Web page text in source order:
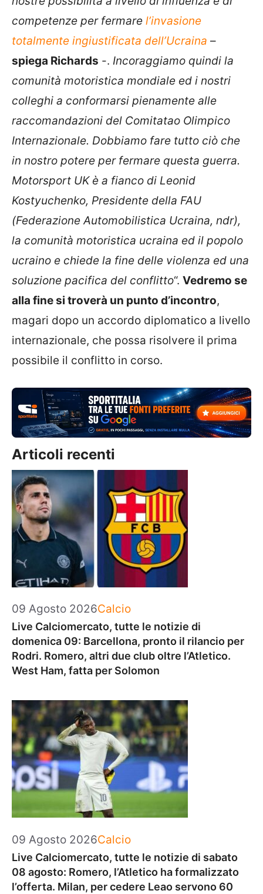
competenze per fermare l’invasione
totalmente ingiustificata dell’Ucraina –
spiega Richards -. Incoraggiamo quindi la
comunità motoristica mondiale ed i nostri
colleghi a conformarsi pienamente alle
raccomandazioni del Comitatao Olimpico
Internazionale. Dobbiamo fare tutto ciò che
in nostro potere per fermare questa guerra.
Motorsport UK è a fianco di Leonid
Kostyuchenko, Presidente della FAU
(Federazione Automobilistica Ucraina, ndr),
la comunità motoristica ucraina ed il popolo
ucraino e chiede la fine delle violenza ed una
soluzione pacifica del conflitto“. Vedremo se
alla fine si troverà un punto d’incontro,
magari dopo un accordo diplomatico a livello
internazionale, che possa risolvere il prima
possibile il conflitto in corso.
Articoli recenti
09 Agosto 2026Categorie
Calcio
Live Calciomercato, tutte le notizie di
domenica 09: Barcellona, pronto il rilancio per
Rodri. Romero, altri due club oltre l’Atletico.
West Ham, fatta per Solomon
09 Agosto 2026Categorie
Calcio
Live Calciomercato, tutte le notizie di sabato
08 agosto: Romero, l’Atletico ha formalizzato
l’offerta. Milan, per cedere Leao servono 60